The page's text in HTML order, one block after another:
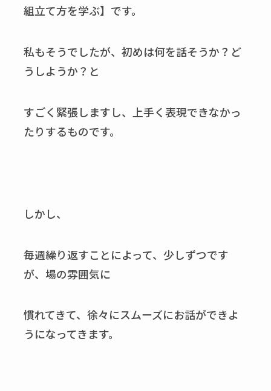
組立て方を学ぶ】です。
私もそうでしたが、初めは何を話そうか？ど
うしようか？と
すごく緊張しますし、上手く表現できなかっ
たりするものです。
しかし、
毎週繰り返すことによって、少しずつです
が、場の雰囲気に
慣れてきて、徐々にスムーズにお話ができよ
うになってきます。